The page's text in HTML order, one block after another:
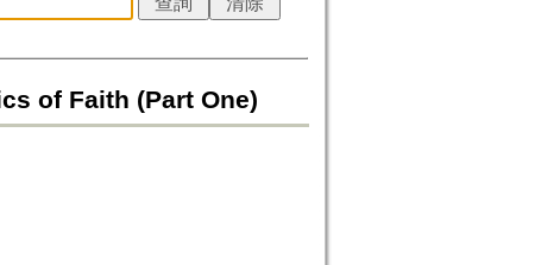
of Faith (Part One)